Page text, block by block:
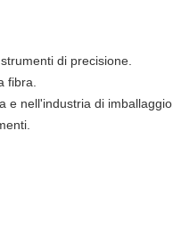
di precisione.
fibra.
e nell'industria di imballaggio.